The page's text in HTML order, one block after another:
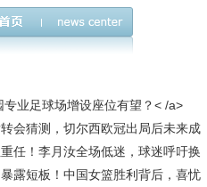
第
注，新岗位揭晓，未来
执教广东成谜，杜锋送
专业足球场增设座位有望？< /a>
会猜测，切尔西欧冠出局后未来成
任！李月汝全场低迷，球迷呼吁换
露短板！中国女篮胜利背后，喜忧